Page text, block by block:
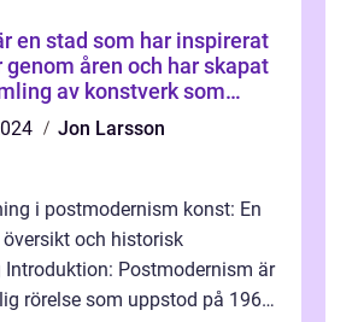
en stad som har inspirerat
genom åren och har skapat
av konstverk som
staden
Jon Larsson
i postmodernism konst: En
och historisk
Introduktion: Postmodernism är
rörelse som uppstod på 1960-